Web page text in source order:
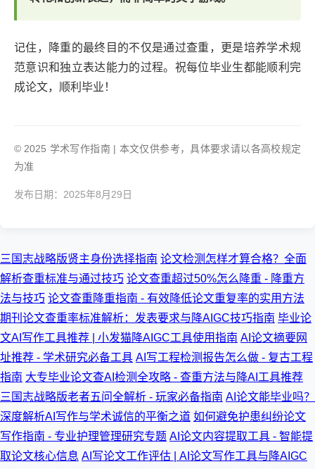
记住，降重的最终目的不仅是通过查重，更是培养学术规
范意识和独立表达能力的过程。祝每位毕业生都能顺利完
成论文，顺利毕业！
© 2025 学术写作指南 | 本文仅供参考，具体要求请以各高校规定
为准
发布日期：2025年8月29日
三国志战略版贤主身份选择指南 论文检测怎样才算合格？全面
解析查重标准与通过技巧 论文查重超过50%怎么降重 - 降重方
法与技巧 论文查重降重指南 - 有效降低论文重复率的实用方法
期刊论文查重率标准解析：发表要求与降AIGC技巧指南 毕业论
文AI写作工具推荐 | 小发猫降AIGC工具使用指南 AI论文摘要网
址推荐 - 学术研究必备工具 AI写工程检测报告怎么做 - 复古工程
指南 大专毕业论文查AI检测全攻略 - 查重方法与降AI工具推荐
三国志战略版老者五问全解析 - 玩家必备指南 AI论文能毕业吗？
深度解析AI写作与学术诚信的平衡之道 如何避免护患纠纷论文
写作指南 - 专业护理管理研究专题 AI论文内容提取工具 - 智能提
取论文核心信息 AI写论文工作评估 | AI论文写作工具与降AIGC